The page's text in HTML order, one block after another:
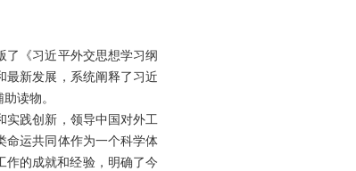
了《习近平外交思想学习纲
最新发展，系统阐释了习近
读物。
实践创新，领导中国对外工
命运共同体作为一个科学体
作的成就和经验，明确了今